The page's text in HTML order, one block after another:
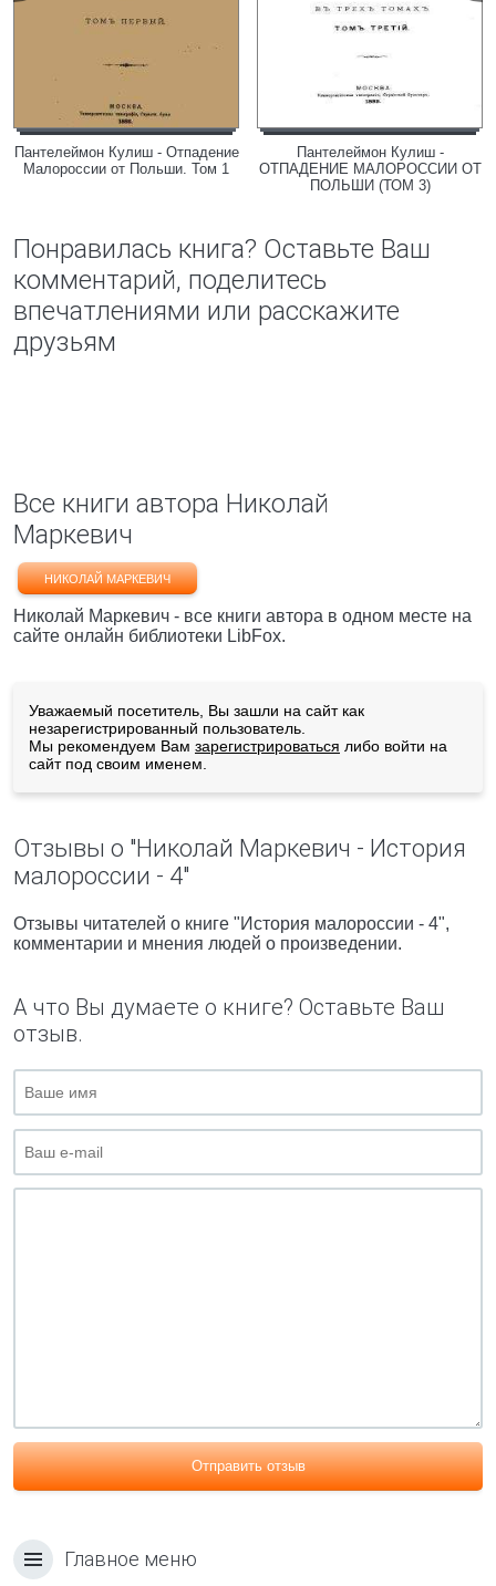
Пантелеймон Кулиш - Отпадение
Малороссии от Польши. Том 1
Пантелеймон Кулиш -
ОТПАДЕНИЕ МАЛОРОССИИ ОТ
ПОЛЬШИ (ТОМ 3)
Понравилась книга? Оставьте Ваш
комментарий, поделитесь
впечатлениями или расскажите
друзьям
Все книги автора Николай
Маркевич
НИКОЛАЙ МАРКЕВИЧ
Николай Маркевич - все книги автора в одном месте на
сайте онлайн библиотеки LibFox.
Уважаемый посетитель, Вы зашли на сайт как
незарегистрированный пользователь.
Мы рекомендуем Вам зарегистрироваться либо войти на
сайт под своим именем.
Отзывы о "Николай Маркевич - История
малороссии - 4"
Отзывы читателей о книге "История малороссии - 4",
комментарии и мнения людей о произведении.
А что Вы думаете о книге? Оставьте Ваш
отзыв.
Отправить отзыв
Главное меню